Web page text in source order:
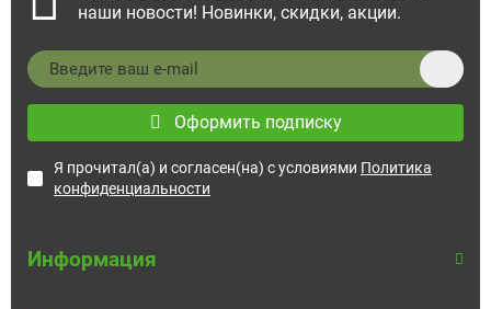
наши новости! Новинки, скидки, акции.
Оформить подписку
Я прочитал(а) и согласен(на) с условиями Политика
конфиденциальности
Информация